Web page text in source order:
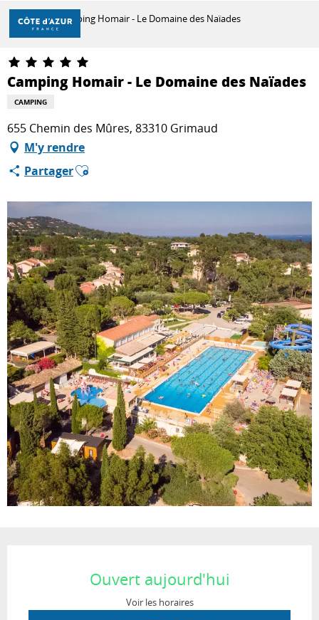
Aller
contenu
principal
DÉCOUVRIR
À FAIRE
SÉJOURNER
Accueil Camping Homair - Le Domaine des Naïades
Camping Homair - Le Domaine des Naïades
CAMPING
655 Chemin des Mûres, 83310 Grimaud
M'y rendre
PartagerAjouter aux favoris
Ouvert aujourd'hui
Voir les horaires